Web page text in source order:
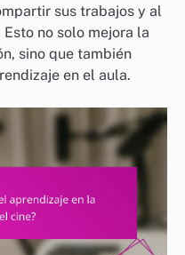
sus trabajos y al
no solo mejora la
sino que también
en el aula.